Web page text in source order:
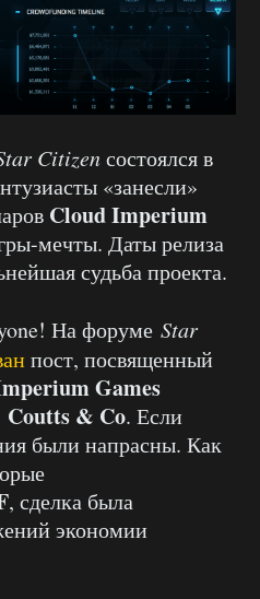
Citizenсостоялся в
«занесли»
Cloud Imperium
мечты. Даты релиза
судьба проекта.
На форуме Star
пост, посвященный
Games
Coutts & Co. Если
были напрасны. Как
, сделка была
экономии